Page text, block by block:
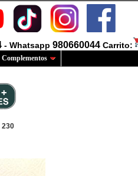
- Whatsapp 980660044 Carrito:
Complementos
230